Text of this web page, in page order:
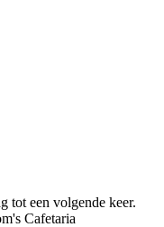
tot een volgende keer.
Cafetaria